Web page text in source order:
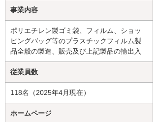
事業内容
ポリエチレン製ゴミ袋、フィルム、ショッ
ピングバッグ等のプラスチックフィルム製
品全般の製造、販売及び上記製品の輸出入
従業員数
118名（2025年4月現在）
ホームページ